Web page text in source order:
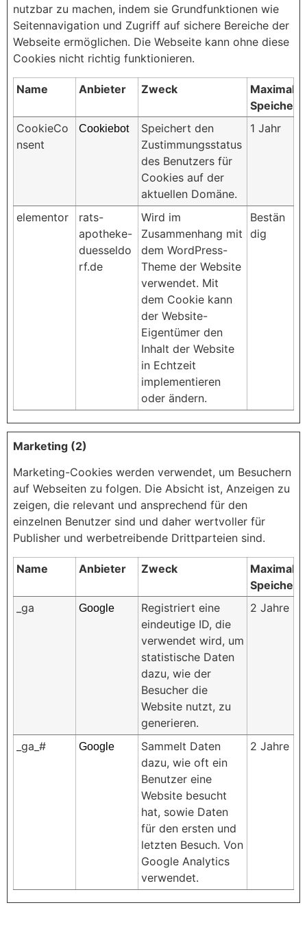
nutzbar zu machen, indem sie Grundfunktionen wie
Seitennavigation und Zugriff auf sichere Bereiche der
Webseite ermöglichen. Die Webseite kann ohne diese
Cookies nicht richtig funktionieren.
Name Anbieter Zweck
Maximale
CookieCo
nsent
Cookiebot
Speichert den
Zustimmungsstatus
des Benutzers für
Cookies auf der
aktuellen Domäne.
1 Jahr
elementor
rats-
apotheke-
duesseldo
rf.de
Wird im
Zusammenhang mit
dem WordPress-
Theme der Website
verwendet. Mit
dem Cookie kann
der Website-
Eigentümer den
Inhalt der Website
in Echtzeit
implementieren
oder ändern.
Bestän
dig
Marketing (2)
Marketing-Cookies werden verwendet, um Besuchern
auf Webseiten zu folgen. Die Absicht ist, Anzeigen zu
zeigen, die relevant und ansprechend für den
einzelnen Benutzer sind und daher wertvoller für
Publisher und werbetreibende Drittparteien sind.
Name Anbieter Zweck
Maximale
_ga
Google
Registriert eine
eindeutige ID, die
verwendet wird, um
statistische Daten
dazu, wie der
Besucher die
Website nutzt, zu
generieren.
2 Jahre
_ga_# Google
Sammelt Daten
dazu, wie oft ein
Benutzer eine
Website besucht
hat, sowie Daten
für den ersten und
letzten Besuch. Von
Google Analytics
verwendet.
2 Jahre